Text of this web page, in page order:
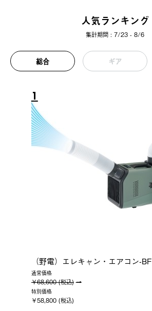
人気ランキング
集計期間 : 7/23 - 8/6
総合 ギア
1
（野電）エレキャン・エアコン-BF
通常価格
￥68,600 (税込)
特別価格
￥58,800 (税込)